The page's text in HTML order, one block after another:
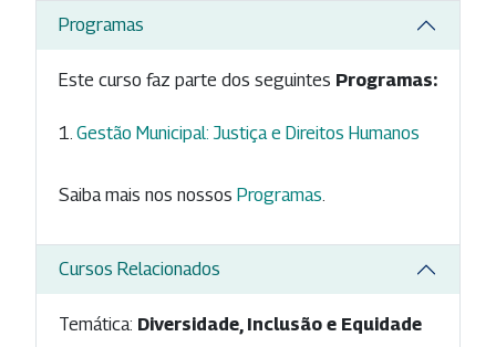
Programas
Este curso faz parte dos seguintes Programas:
Gestão Municipal: Justiça e Direitos Humanos
Saiba mais nos nossos Programas
Cursos Relacionados
Temática: Diversidade, Inclusão e Equidade